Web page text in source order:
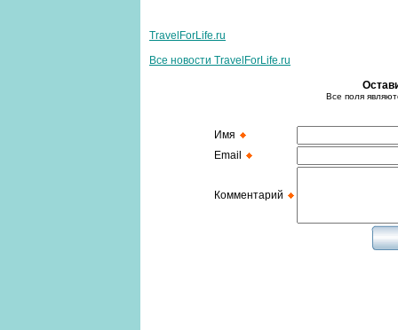
TravelForLife.ru
Все новости TravelForLife.ru
Все поля
Имя
Email
Комментарий